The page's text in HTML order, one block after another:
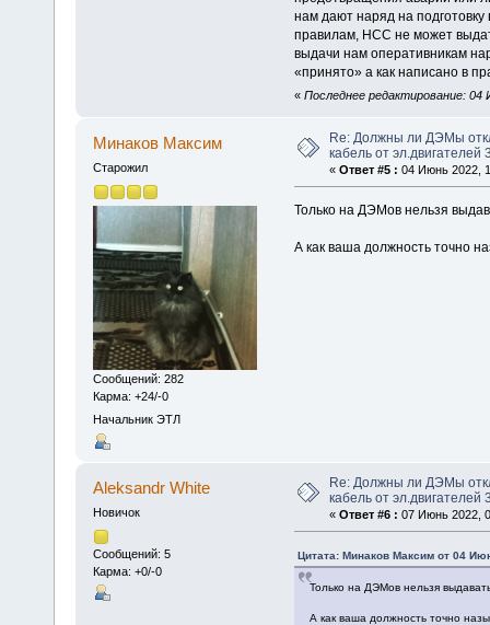
нам дают наряд на
правилам, НСС не может
выдачи нам оперативникам
«принято» а как написано в
« Последнее редактирование: 04
Минаков Максим
Старожил
Сообщений: 282
Карма: +24/-0
Начальник ЭТЛ
Re: Должны ли ДЭМы
кабель от эл.двигателей
« Ответ #5 : 04 Июнь 2022,
Только на ДЭМов нельзя
А как ваша должность точно
Aleksandr White
Новичок
Сообщений: 5
Карма: +0/-0
Re: Должны ли ДЭМы
кабель от эл.двигателей
« Ответ #6 : 07 Июнь 2022,
Цитата: Минаков Максим от 04
Только на ДЭМов нельзя
А как ваша должность точно